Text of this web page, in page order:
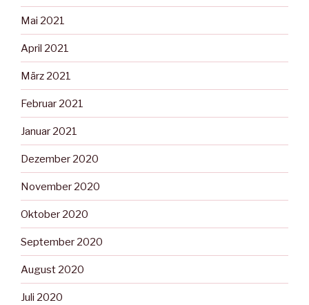
Mai 2021
April 2021
März 2021
Februar 2021
Januar 2021
Dezember 2020
November 2020
Oktober 2020
September 2020
August 2020
Juli 2020